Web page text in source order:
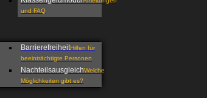
und FAQ
BarrierefreiheitHilfen für
beeinträchtigte Personen
NachteilsausgleichWelche
Möglichkeiten gibt es?